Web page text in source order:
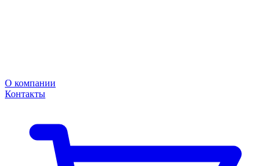
О компании
Контакты